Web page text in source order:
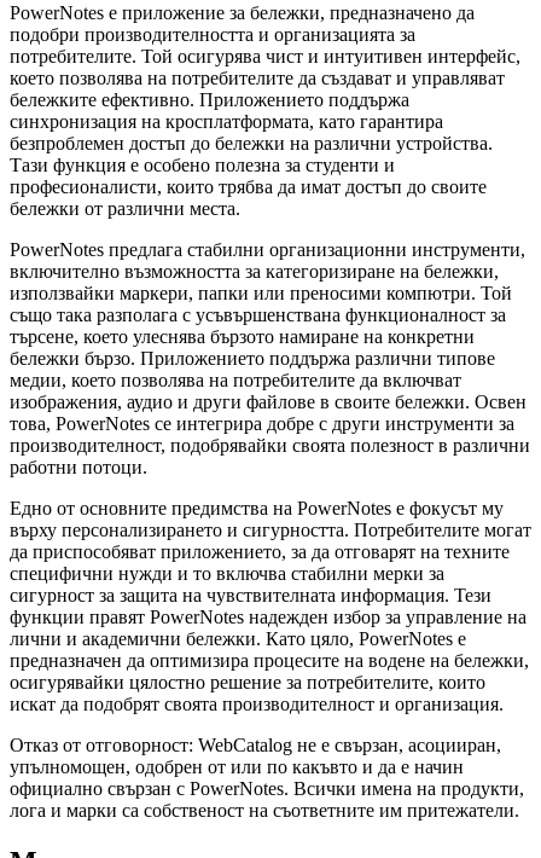
PowerNotes е приложение за бележки, предназначено да
подобри производителността и организацията за
потребителите. Той осигурява чист и интуитивен интерфейс,
което позволява на потребителите да създават и управляват
бележките ефективно. Приложението поддържа
синхронизация на кросплатформата, като гарантира
безпроблемен достъп до бележки на различни устройства.
Тази функция е особено полезна за студенти и
професионалисти, които трябва да имат достъп до своите
бележки от различни места.
PowerNotes предлага стабилни организационни инструменти,
включително възможността за категоризиране на бележки,
използвайки маркери, папки или преносими компютри. Той
също така разполага с усъвършенствана функционалност за
търсене, което улеснява бързото намиране на конкретни
бележки бързо. Приложението поддържа различни типове
медии, което позволява на потребителите да включват
изображения, аудио и други файлове в своите бележки. Освен
това, PowerNotes се интегрира добре с други инструменти за
производителност, подобрявайки своята полезност в различни
работни потоци.
Едно от основните предимства на PowerNotes е фокусът му
върху персонализирането и сигурността. Потребителите могат
да приспособяват приложението, за да отговарят на техните
специфични нужди и то включва стабилни мерки за
сигурност за защита на чувствителната информация. Тези
функции правят PowerNotes надежден избор за управление на
лични и академични бележки. Като цяло, PowerNotes е
предназначен да оптимизира процесите на водене на бележки,
осигурявайки цялостно решение за потребителите, които
искат да подобрят своята производителност и организация.
Отказ от отговорност: WebCatalog не е свързан, асоцииран,
упълномощен, одобрен от или по какъвто и да е начин
официално свързан с PowerNotes. Всички имена на продукти,
лога и марки са собственост на съответните им притежатели.